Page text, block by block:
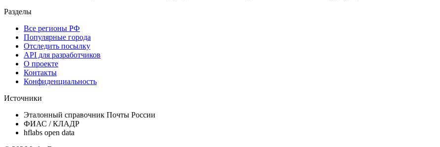
Разделы
Все регионы РФ
Популярные города
Отследить посылку
API для разработчиков
О проекте
Контакты
Конфиденциальность
Источники
Эталонный справочник Почты России
ФИАС / КЛАДР
hflabs open data